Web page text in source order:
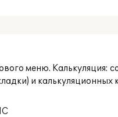
меню. Калькуляция:
и калькуляционных